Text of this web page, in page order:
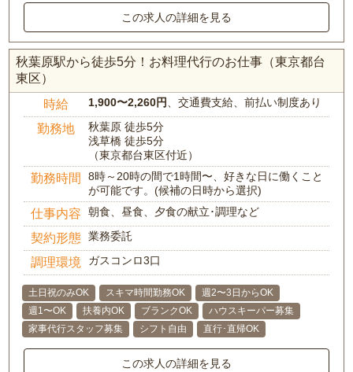
この求人の詳細を見る
秋葉原駅から徒歩5分！お料理代行のお仕事（東京都台
東区）
時給 1,900〜2,260円、交通費支給、前払い制度あり
勤務地
秋葉原 徒歩5分
浅草橋 徒歩5分
（東京都台東区付近）
勤務時間
8時～20時の間で1時間〜、好きな日に働くこと
が可能です。(候補の日時から選択)
仕事内容 朝食、昼食、夕食の献立･調理など
契約形態 業務委託
調理環境 ガスコンロ3口
土日祝のみOK スキマ時間勤務OK
週2〜3日からOK
週1〜OK
扶養内OK ブランクOK
ハウスキーパー募集
家事代行スタッフ募集
シフト自由 直行･直帰OK
この求人の詳細を見る